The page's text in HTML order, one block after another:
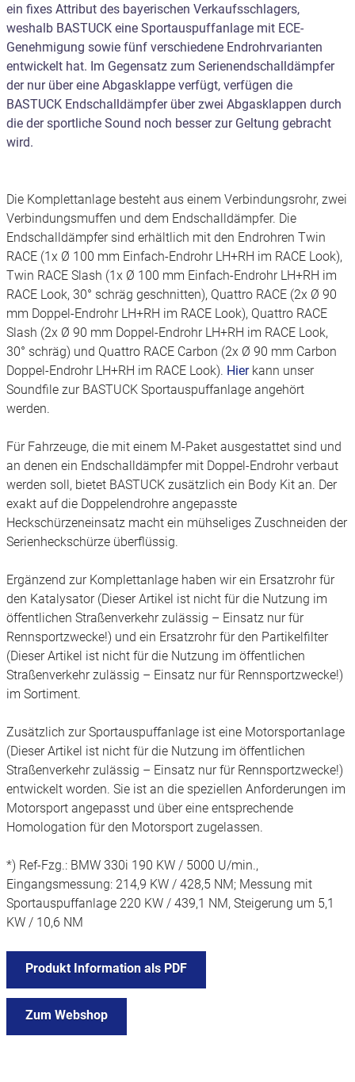
ein fixes Attribut des bayerischen Verkaufsschlagers,
weshalb BASTUCK eine Sportauspuffanlage mit ECE-
Genehmigung sowie fünf verschiedene Endrohrvarianten
entwickelt hat. Im Gegensatz zum Serienendschalldämpfer
der nur über eine Abgasklappe verfügt, verfügen die
BASTUCK Endschalldämpfer über zwei Abgasklappen durch
die der sportliche Sound noch besser zur Geltung gebracht
wird.
Die Komplettanlage besteht aus einem Verbindungsrohr, zwei
Verbindungsmuffen und dem Endschalldämpfer. Die
Endschalldämpfer sind erhältlich mit den Endrohren Twin
RACE (1x Ø 100 mm Einfach-Endrohr LH+RH im RACE Look),
Twin RACE Slash (1x Ø 100 mm Einfach-Endrohr LH+RH im
RACE Look, 30° schräg geschnitten), Quattro RACE (2x Ø 90
mm Doppel-Endrohr LH+RH im RACE Look), Quattro RACE
Slash (2x Ø 90 mm Doppel-Endrohr LH+RH im RACE Look,
30° schräg) und Quattro RACE Carbon (2x Ø 90 mm Carbon
Doppel-Endrohr LH+RH im RACE Look). Hierkann unser
Soundfile zur BASTUCK Sportauspuffanlage angehört
werden.
Für Fahrzeuge, die mit einem M-Paket ausgestattet sind und
an denen ein Endschalldämpfer mit Doppel-Endrohr verbaut
werden soll, bietet BASTUCK zusätzlich ein Body Kit an. Der
exakt auf die Doppelendrohre angepasste
Heckschürzeneinsatz macht ein mühseliges Zuschneiden der
Serienheckschürze überflüssig.
Ergänzend zur Komplettanlage haben wir ein Ersatzrohr für
den Katalysator (Dieser Artikel ist nicht für die Nutzung im
öffentlichen Straßenverkehr zulässig – Einsatz nur für
Rennsportzwecke!) und ein Ersatzrohr für den Partikelfilter
(Dieser Artikel ist nicht für die Nutzung im öffentlichen
Straßenverkehr zulässig – Einsatz nur für Rennsportzwecke!)
im Sortiment.
Zusätzlich zur Sportauspuffanlage ist eine Motorsportanlage
(Dieser Artikel ist nicht für die Nutzung im öffentlichen
Straßenverkehr zulässig – Einsatz nur für Rennsportzwecke!)
entwickelt worden. Sie ist an die speziellen Anforderungen im
Motorsport angepasst und über eine entsprechende
Homologation für den Motorsport zugelassen.
*) Ref-Fzg.: BMW 330i 190 KW / 5000 U/min.,
Eingangsmessung: 214,9 KW / 428,5 NM; Messung mit
Sportauspuffanlage 220 KW / 439,1 NM, Steigerung um 5,1
KW / 10,6 NM
Produkt Information als PDF
Zum Webshop